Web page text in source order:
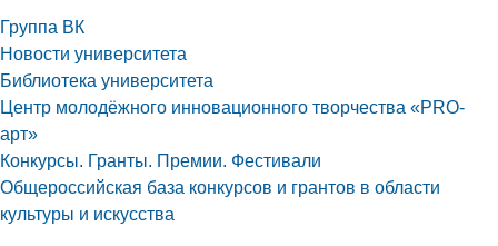
Группа ВК
Новости университета
Библиотека университета
Центр молодёжного инновационного творчества «PRO-
арт»
Конкурсы. Гранты. Премии. Фестивали
Общероссийская база конкурсов и грантов в области
культуры и искусства